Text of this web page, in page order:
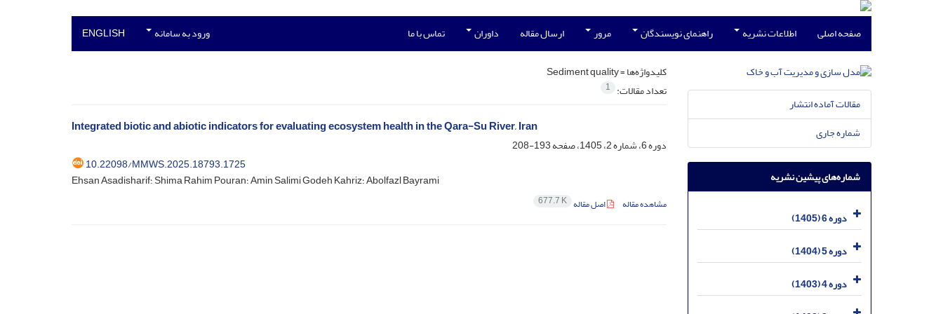
صفحه اصلی اطلاعات نشریه راهنمای نویسندگان مرور ارسال مقاله داوران تماس با ما ورود به سامانه ENGLISH
کلیدواژه‌ها =Sediment quality
تعداد مقالات: 1
Integrated biotic and abiotic indicators for evaluating ecosystem health in the Qara-Su River, Iran
دوره 6، شماره 2، 1405، صفحه
193-208
10.22098/MMWS.2025.18793.1725
Ehsan Asadisharif؛ Shima Rahim Pouran؛ Amin Salimi Godeh Kahriz؛ Abolfazl Bayrami
مشاهده مقاله اصل مقاله 677.7 K
مقالات آماده انتشار
شماره جاری
شماره‌های پیشین نشریه
دوره 6 (1405)
دوره 5 (1404)
دوره 4 (1403)